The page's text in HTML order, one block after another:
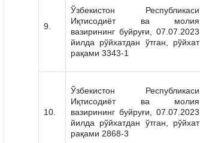
9.
Ўзбекистон Республикаси
Иқтисодиёт ва молия
вазирининг буйруғи, 07.07.2023
йилда рўйхатдан ўтган, рўйхат
рақами 3343-1
10.
Ўзбекистон Республикаси
Иқтисодиёт ва молия
вазирининг буйруғи, 07.07.2023
йилда рўйхатдан ўтган, рўйхат
рақами 2868-3